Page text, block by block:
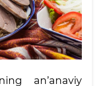
an’anaviy